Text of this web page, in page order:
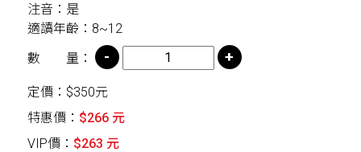
注音：是
適讀年齡：8~12
數 量：
定價：$350元
特惠價： $266 元
VIP價： $263 元